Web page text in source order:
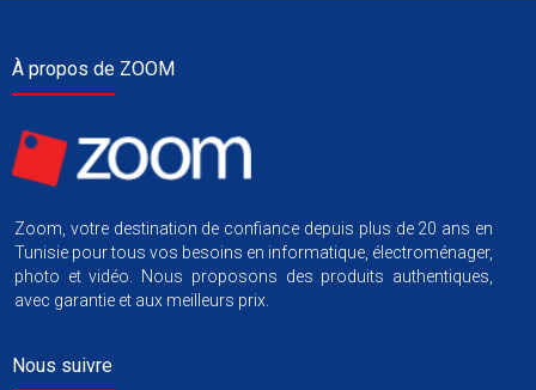
À propos de ZOOM
Zoom, votre destination de confiance depuis plus de 20 ans en
Tunisie pour tous vos besoins en informatique, électroménager,
photo et vidéo. Nous proposons des produits authentiques,
avec garantie et aux meilleurs prix.
Nous suivre